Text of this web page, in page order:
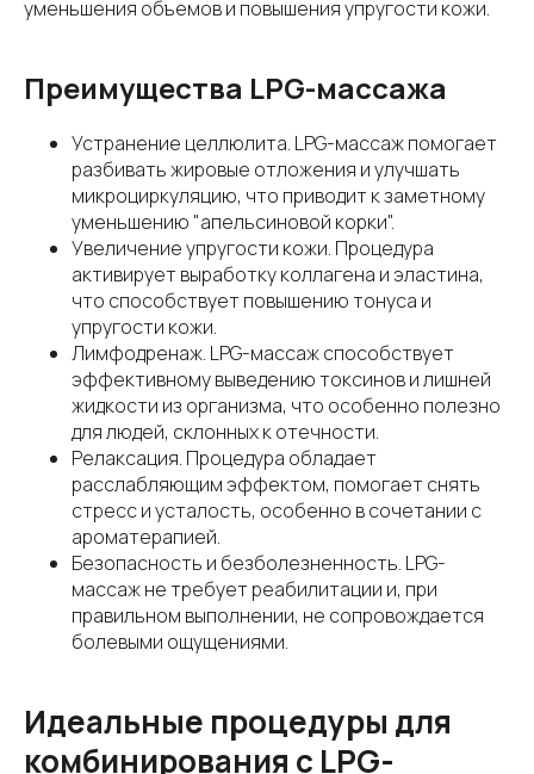
уменьшения объемов и повышения упругости кожи.
Преимущества LPG-массажа
Устранение целлюлита. LPG-массаж помогает
разбивать жировые отложения и улучшать
микроциркуляцию, что приводит к заметному
уменьшению "апельсиновой корки".
Увеличение упругости кожи. Процедура
активирует выработку коллагена и эластина,
что способствует повышению тонуса и
упругости кожи.
Лимфодренаж. LPG-массаж способствует
эффективному выведению токсинов и лишней
жидкости из организма, что особенно полезно
для людей, склонных к отечности.
Релаксация. Процедура обладает
расслабляющим эффектом, помогает снять
стресс и усталость, особенно в сочетании с
ароматерапией.
Безопасность и безболезненность. LPG-
массаж не требует реабилитации и, при
правильном выполнении, не сопровождается
болевыми ощущениями.
Идеальные процедуры для
комбинирования с LPG-